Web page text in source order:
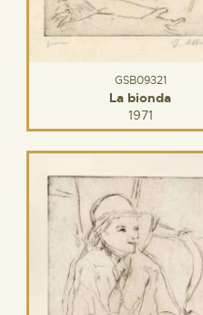
GSB09321
La bionda
1971